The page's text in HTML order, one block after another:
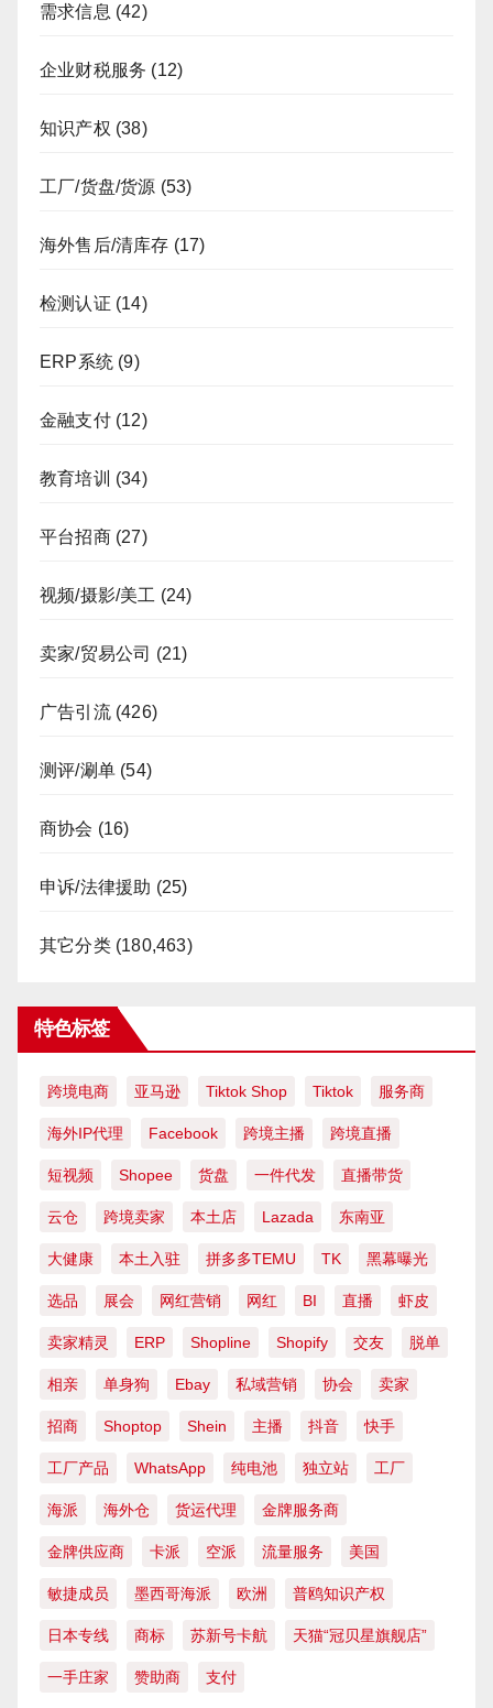
需求信息 (42)
企业财税服务 (12)
知识产权 (38)
工厂/货盘/货源 (53)
海外售后/清库存 (17)
检测认证 (14)
ERP系统 (9)
金融支付(12)
教育培训 (34)
平台招商(27)
视频/摄影/美工 (24)
卖家/贸易公司 (21)
广告引流(426)
测评/涮单 (54)
商协会 (16)
申诉/法律援助 (25)
其它分类(180,463)
特色标签
跨境电商 亚马逊 Tiktok Shop Tiktok 服务商
海外IP代理 Facebook 跨境主播 跨境直播
短视频 Shopee 货盘 一件代发 直播带货
云仓 跨境卖家 本土店 Lazada 东南亚
大健康 本土入驻 拼多多TEMU TK 黑幕曝光
选品 展会 网红营销 网红 BI 直播 虾皮
卖家精灵 ERP Shopline Shopify 交友 脱单
相亲 单身狗 Ebay 私域营销 协会 卖家
招商 Shoptop Shein 主播 抖音 快手
工厂产品 WhatsApp 纯电池 独立站 工厂
海派 海外仓 货运代理 金牌服务商
金牌供应商 卡派 空派 流量服务 美国
敏捷成员 墨西哥海派 欧洲 普鸥知识产权
日本专线 商标 苏新号卡航 天猫“冠贝星旗舰店”
一手庄家 赞助商 支付